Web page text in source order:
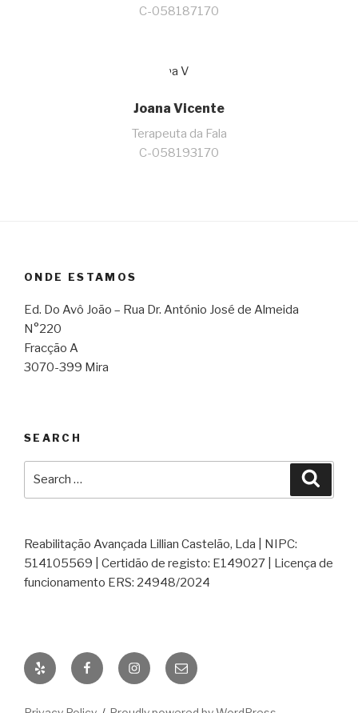
C-058187170
Joana Vicente
Terapeuta da Fala
C-058193170
ONDE ESTAMOS
Ed. Do Avô João – Rua Dr. António José de Almeida
N°220
Fracção A
3070-399 Mira
SEARCH
Reabilitação Avançada Lillian Castelão, Lda | NIPC:
514105569 | Certidão de registo: E149027 | Licença de
funcionamento ERS: 24948/2024
Yelp FacebookInstagramEmail